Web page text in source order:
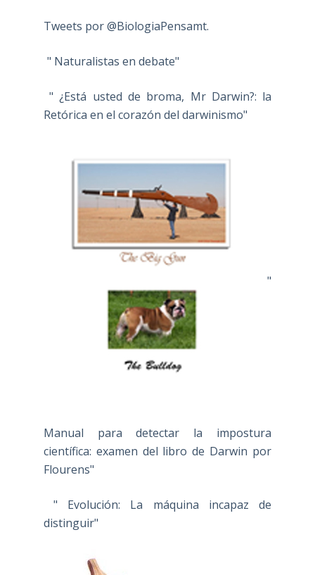
Tweets por @BiologiaPensamt.
" Naturalistas en debate"
" ¿Está usted de broma, Mr Darwin?: la
Retórica en el corazón del darwinismo"
"
Manual para detectar la impostura
científica: examen del libro de Darwin por
Flourens"
" Evolución: La máquina incapaz de
distinguir"